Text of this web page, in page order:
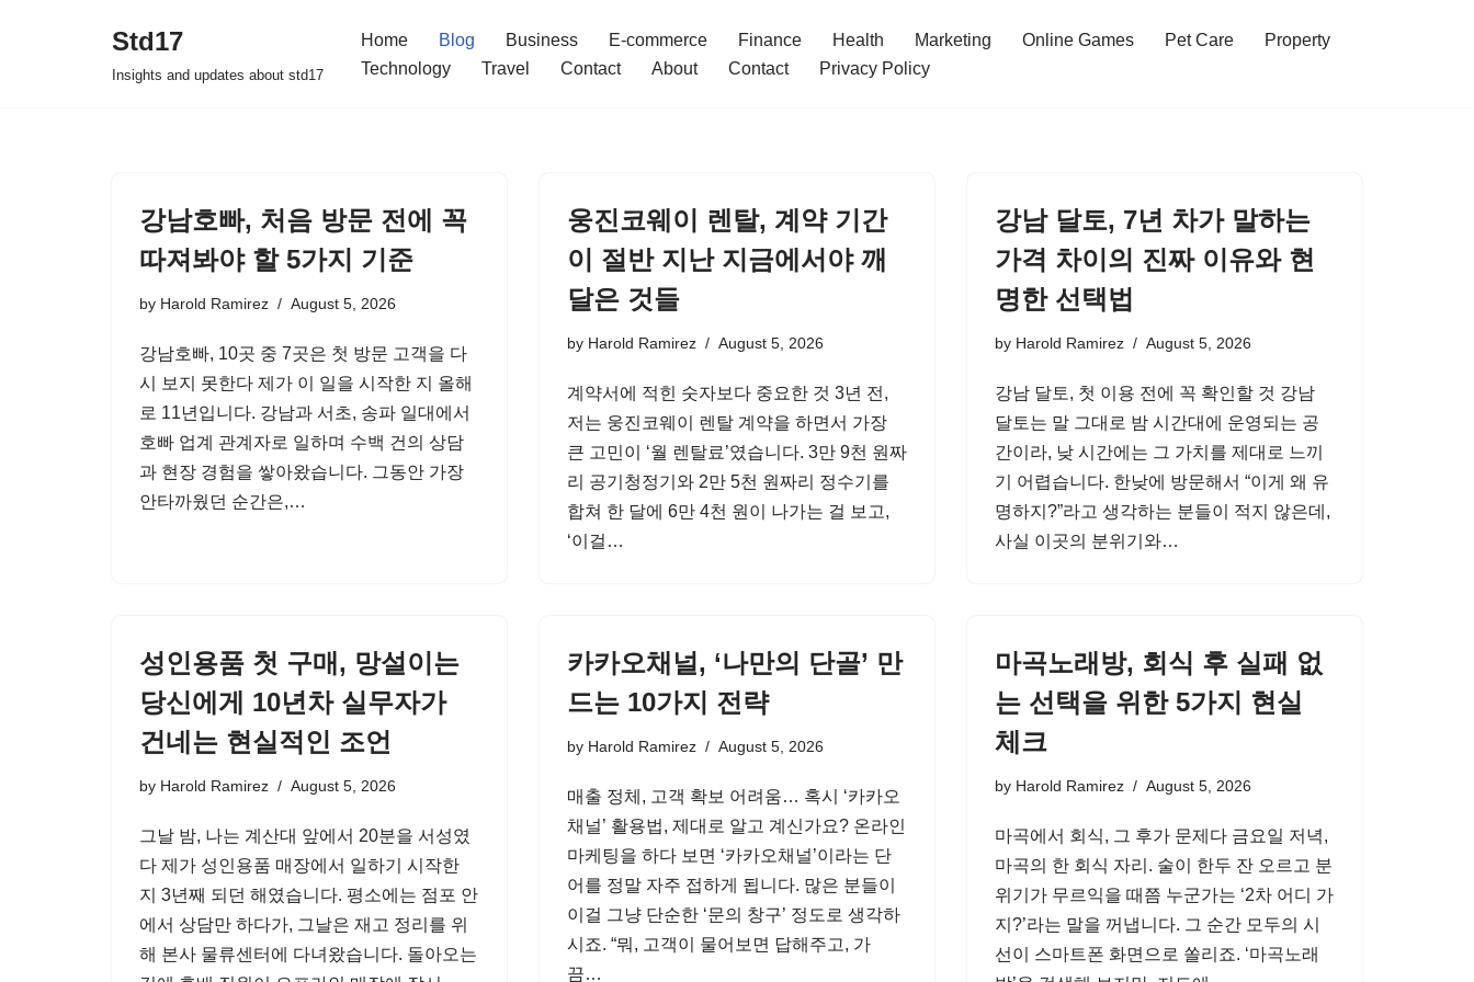
Std17
Insights and updates about std17
Home Blog Business E-commerce Finance Health Marketing Online Games Pet Care
Property
Technology
Travel Contact About Contact Privacy Policy
강남호빠, 처음 방문 전에 꼭
따져봐야 할 5가지 기준
by Harold Ramirez August 5, 2026
강남호빠, 10곳 중 7곳은 첫 방문 고객을 다
시 보지 못한다 제가 이 일을 시작한 지 올해
로 11년입니다. 강남과 서초, 송파 일대에서
호빠 업계 관계자로 일하며 수백 건의 상담
과 현장 경험을 쌓아왔습니다. 그동안 가장
안타까웠던 순간은,…
웅진코웨이 렌탈, 계약 기간
이 절반 지난 지금에서야 깨
달은 것들
by Harold Ramirez August 5, 2026
계약서에 적힌 숫자보다 중요한 것 3년 전,
저는 웅진코웨이 렌탈 계약을 하면서 가장
큰 고민이 ‘월 렌탈료’였습니다. 3만 9천 원짜
리 공기청정기와 2만 5천 원짜리 정수기를
합쳐 한 달에 6만 4천 원이 나가는 걸 보고,
‘이걸…
강남 달토, 7년 차가 말하는
가격 차이의 진짜 이유와 현
명한 선택법
by Harold Ramirez August 5, 2026
강남 달토, 첫 이용 전에 꼭 확인할 것 강남
달토는 말 그대로 밤 시간대에 운영되는 공
간이라, 낮 시간에는 그 가치를 제대로 느끼
기 어렵습니다. 한낮에 방문해서 “이게 왜 유
명하지?”라고 생각하는 분들이 적지 않은데,
사실 이곳의 분위기와…
성인용품 첫 구매, 망설이는
당신에게 10년차 실무자가
건네는 현실적인 조언
by Harold Ramirez August 5, 2026
그날 밤, 나는 계산대 앞에서 20분을 서성였
다 제가 성인용품 매장에서 일하기 시작한
지 3년째 되던 해였습니다. 평소에는 점포 안
에서 상담만 하다가, 그날은 재고 정리를 위
해 본사 물류센터에 다녀왔습니다. 돌아오는
카카오채널, ‘나만의 단골’ 만
드는 10가지 전략
by Harold Ramirez August 5, 2026
매출 정체, 고객 확보 어려움… 혹시 ‘카카오
채널’ 활용법, 제대로 알고 계신가요? 온라인
마케팅을 하다 보면 ‘카카오채널’이라는 단
어를 정말 자주 접하게 됩니다. 많은 분들이
이걸 그냥 단순한 ‘문의 창구’ 정도로 생각하
시죠. “뭐, 고객이 물어보면 답해주고, 가
끔…
마곡노래방, 회식 후 실패 없
는 선택을 위한 5가지 현실
체크
by Harold Ramirez August 5, 2026
마곡에서 회식, 그 후가 문제다 금요일 저녁,
마곡의 한 회식 자리. 술이 한두 잔 오르고 분
위기가 무르익을 때쯤 누군가는 ‘2차 어디 가
지?’라는 말을 꺼냅니다. 그 순간 모두의 시
선이 스마트폰 화면으로 쏠리죠. ‘마곡노래